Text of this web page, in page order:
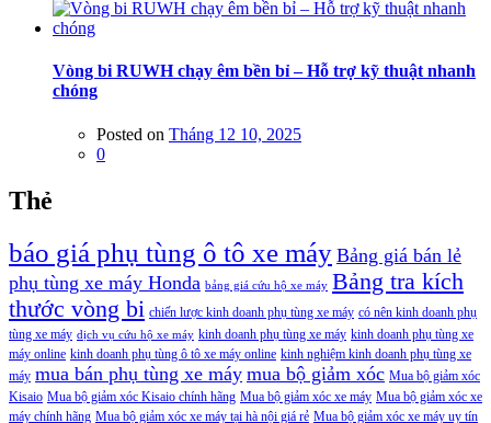
Vòng bi RUWH chạy êm bền bỉ – Hỗ trợ kỹ thuật nhanh
chóng
Posted on Tháng 12 10, 2025
0
Thẻ
báo giá phụ tùng ô tô xe máy Bảng giá bán lẻ
phụ tùng xe máy Honda bảng giá cứu hộ xe máy Bảng tra kích
thước vòng bi chiến lược kinh doanh phụ tùng xe máy có nên kinh doanh phụ
tùng xe máy dịch vụ cứu hộ xe máy kinh doanh phụ tùng xe máy kinh doanh phụ tùng xe
máy online kinh doanh phụ tùng ô tô xe máy online kinh nghiệm kinh doanh phụ tùng xe
máy mua bán phụ tùng xe máy mua bộ giảm xóc Mua bộ giảm xóc
Kisaio Mua bộ giảm xóc Kisaio chính hãng Mua bộ giảm xóc xe máy Mua bộ giảm xóc xe
máy chính hãng Mua bộ giảm xóc xe máy tại hà nội giá rẻ Mua bộ giảm xóc xe máy uy tín